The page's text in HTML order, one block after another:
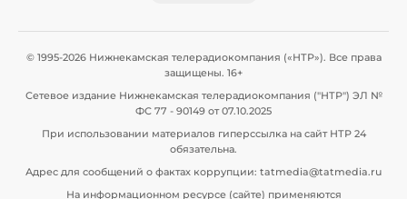
© 1995-2026 Нижнекамская телерадиокомпания («НТР»). Все права
защищены. 16+
Сетевое издание Нижнекамская телерадиокомпания ("НТР") ЭЛ №
ФС 77 - 90149 от 07.10.2025
При использовании материалов гиперссылка на сайт НТР 24
обязательна.
Адрес для сообщений о фактах коррупции: tatmedia@tatmedia.ru
На информационном ресурсе (сайте) применяются